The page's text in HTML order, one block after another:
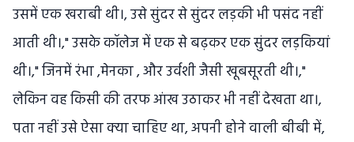
उसमें एक खराबी थी।, उसे सुंदर से सुंदर लड़की भी पसंद नहीं
आती थी।," उसके कॉलेज में एक से बढ़कर एक सुंदर लड़कियां
थी।," जिनमें रंभा ,मेनका , और उर्वशी जैसी खूबसूरती थी।,"
लेकिन वह किसी की तरफ आंख उठाकर भी नहीं देखता था।,
पता नहीं उसे ऐसा क्या चाहिए था, अपनी होने वाली बीबी में,